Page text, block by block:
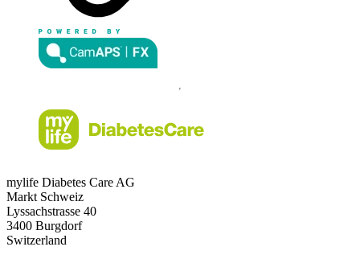
mylife Diabetes Care AG
Markt Schweiz
Lyssachstrasse 40
3400 Burgdorf
Switzerland